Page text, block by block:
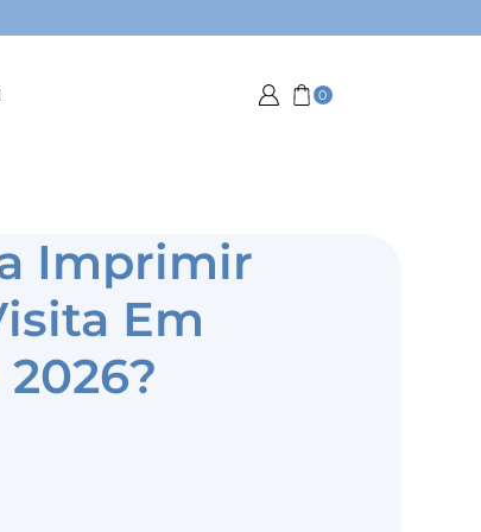
0
Imprimir
Em